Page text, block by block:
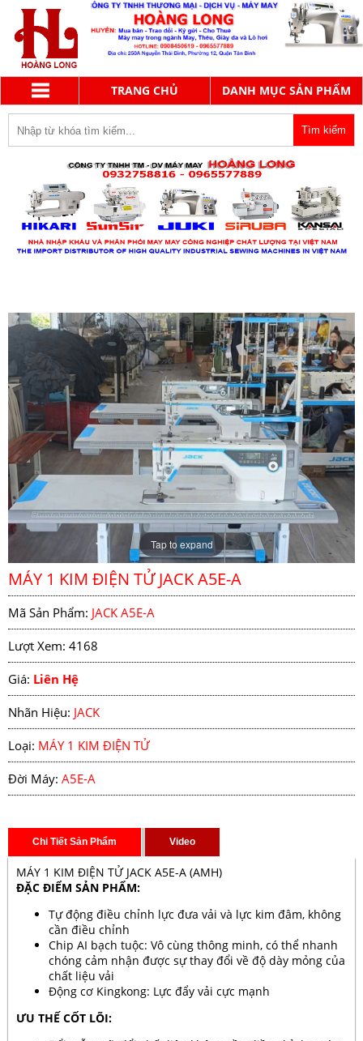
TRANG CHỦ DANH MỤC SẢN PHẨM
Tap to expand
MÁY 1 KIM ĐIỆN TỬ JACK A5E-A
Mã Sản Phẩm: JACK A5E-A
Lượt Xem: 4168
Giá: Liên Hệ
Nhãn Hiệu: JACK
Loại: MÁY 1 KIM ĐIỆN TỬ
Đời Máy: A5E-A
Chi Tiết Sản Phẩm Video
MÁY 1 KIM ĐIỆN TỬ JACK A5E-A (AMH)
ĐẶC ĐIỂM SẢN PHẨM:
Tự động điều chỉnh lực đưa vải và lực kim đâm, không
cần điều chỉnh
Chip AI bạch tuộc: Vô cùng thông minh, có thể nhanh
chóng cảm nhận được sự thay đổi về độ dày mỏng của
chất liệu vải
Động cơ Kingkong: Lực đẩy vải cực mạnh
ƯU THẾ CỐT LÕI: